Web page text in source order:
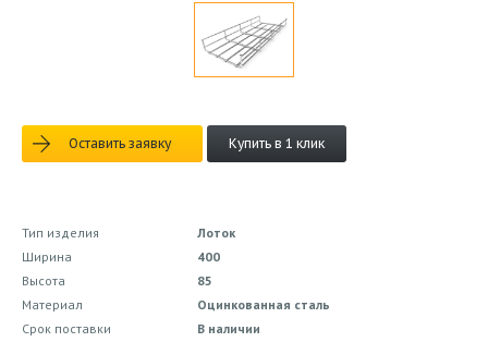
Оставить заявку Купить в 1 клик
Тип изделия
Лоток
Ширина
400
Высота
85
Материал
Оцинкованная сталь
Срок поставки
В наличии